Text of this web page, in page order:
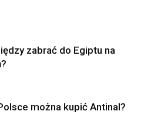
zabrać do Egiptu na
można kupić Antinal?